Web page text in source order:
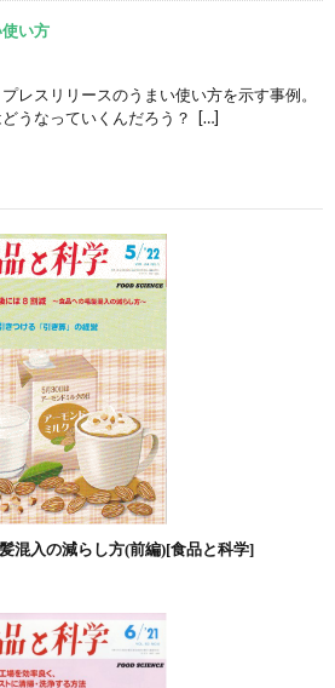
い方
レスリリースのうまい使い方を示す事例。
うなっていくんだろう？ […]
混入の減らし方(前編)[食品と科学]